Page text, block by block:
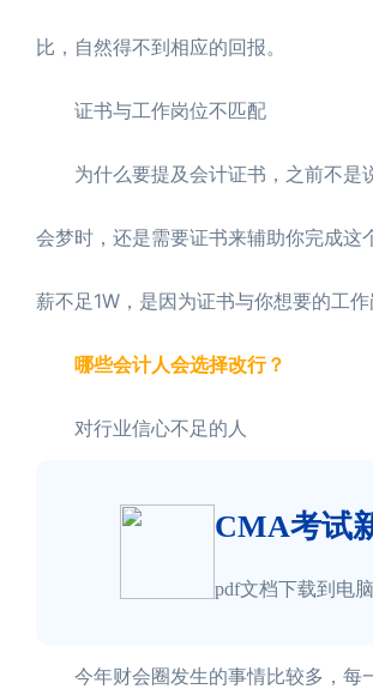
比，自然得不到相应的回报。
证书与工作岗位不匹配
为什么要提及会计证书，之前不是
会梦时，还是需要证书来辅助你完成
薪不足1W，是因为证书与你想要的工作
哪些会计人会选择改行？
对行业信心不足的人
CMA考试
pdf文档下载到电
今年财会圈发生的事情比较多，每